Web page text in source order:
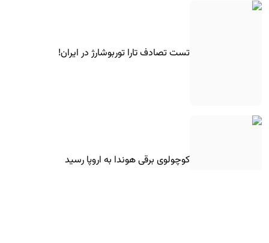
تست تصادف تارا توربوشارژ در ایران!
کوچولوی برقی هوندا به اروپا رسید